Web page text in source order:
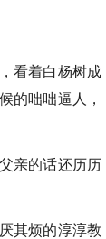
看着白杨树成
的咄咄逼人，
亲的话还历历
其烦的淳淳教